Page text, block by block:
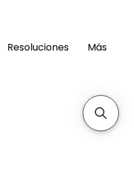
Resoluciones Más